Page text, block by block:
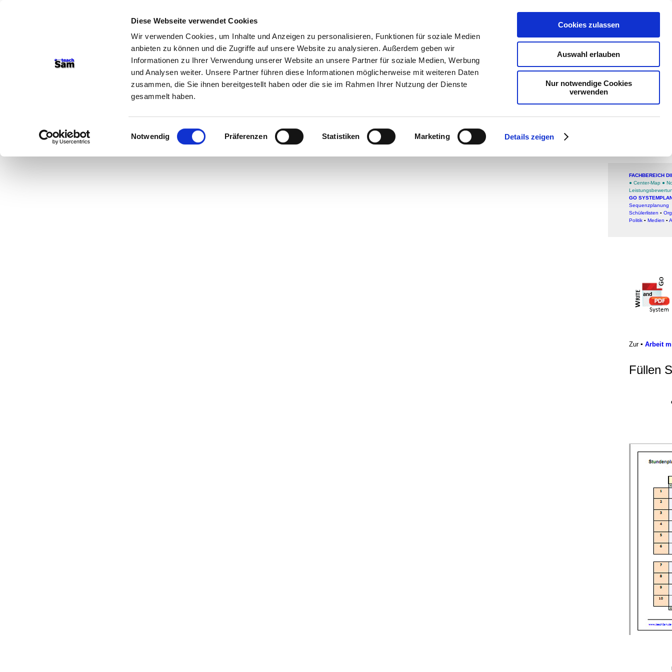
Diese Webseite verwendet Cookies
Wir verwenden Cookies, um Inhalte und Anzeigen zu personalisieren, Funktionen für soziale Medien
anbieten zu können und die Zugriffe auf unsere Website zu analysieren. Außerdem geben wir
Informationen zu Ihrer Verwendung unserer Website an unsere Partner für soziale Medien, Werbung
und Analysen weiter. Unsere Partner führen diese Informationen möglicherweise mit weiteren Daten
zusammen, die Sie ihnen bereitgestellt haben oder die sie im Rahmen Ihrer Nutzung der Dienste
gesammelt haben.
Einwilligungsauswahl
Notwendig Präferenzen Statistiken Marketing Details zeigen
Cookies zulassen
Auswahl erlauben
Nur notwendige Cookies
verwenden
Politik
Medien-
Projekte
teachSam
FACHBEREICH
● Center-Map ●
GO
Sequenzplanung
Schülerlisten ▪
Politik ▪ Medien ▪
Zur ▪ Arbeit
Füllen